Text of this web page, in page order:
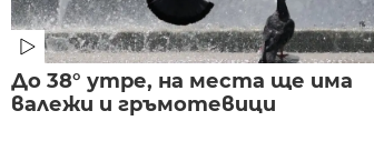
До 38° утре, на места ще има
валежи и гръмотевици